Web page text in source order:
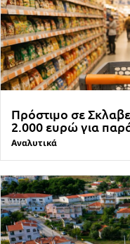
Πρόστιμο σε
2.000 ευρώ για
Αναλυτικά